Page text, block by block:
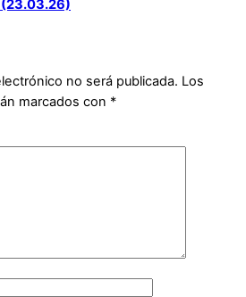
(23.03.26)
no será publicada. Los
marcados con *